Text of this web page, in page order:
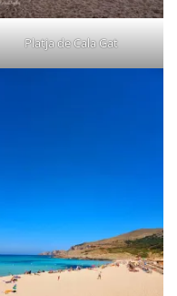
Platja de Cala Gat